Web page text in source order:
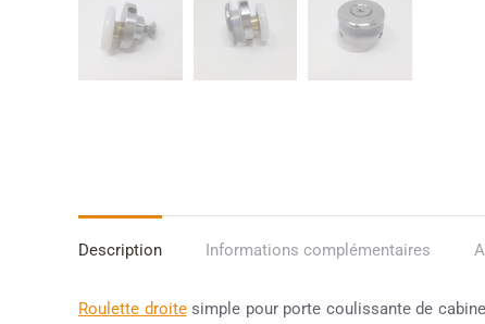
Description Informations complémentaires
Roulette droitesimple pour porte coulissante de